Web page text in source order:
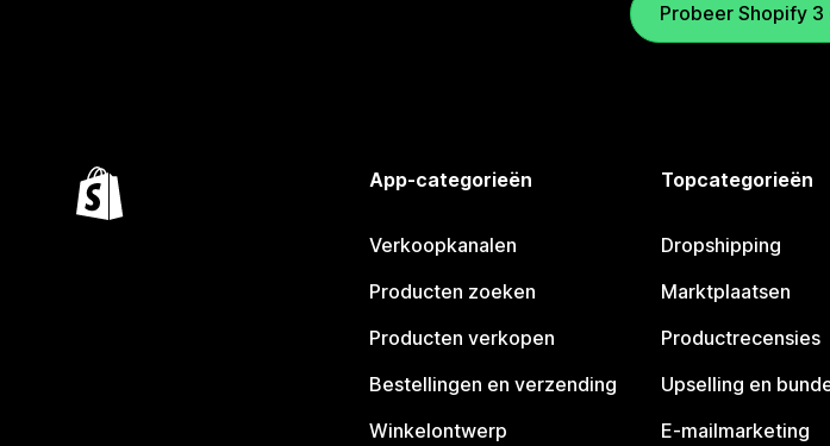
Probeer Shopify
App-categorieën
Verkoopkanalen
Producten zoeken
Producten verkopen
Bestellingen en verzending
Winkelontwerp
Topcategorieën
Dropshipping
Marktplaatsen
Productrecensies
Upselling en
E-mailmarketing